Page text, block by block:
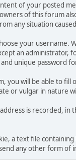
of your posted
of this forum
any situation
your
an administrator,
unique password
you will be able to
or vulgar in nature
is recorded,
a text file
any other form of